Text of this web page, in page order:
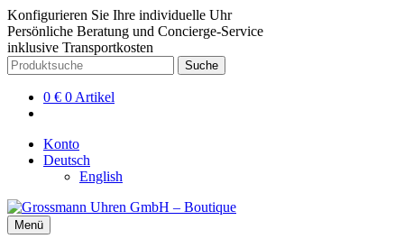
Konfigurieren Sie Ihre individuelle Uhr
Persönliche Beratung und Concierge-Service
inklusive Transportkosten
Zur
Navigation
springen
Zum
Inhalt
springen
Suche
nach:
Suche
0 € 0 Artikel
Konto
Deutsch
English
Menü